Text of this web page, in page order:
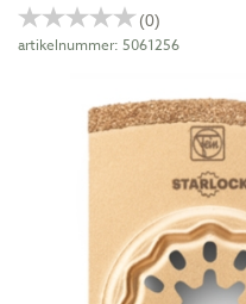
artikelnummer: 5061256